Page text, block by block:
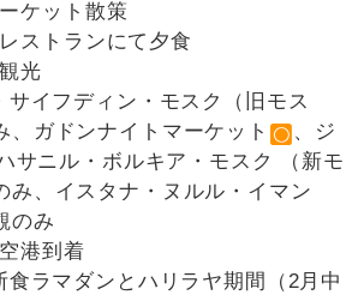
ケット散策
ストランにて夕食
光
サイフディン・モスク（旧モス
ガドンナイトマーケット
、ジ
サニル・ボルキア・モスク （新モ
み、イスタナ・ヌルル・イマン
のみ
港到着
ラマダンとハリラヤ期間（2月中